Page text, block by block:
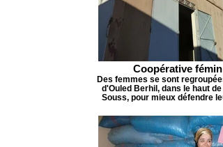
Coopérative
Des femmes se sont
d'Ouled Berhil, dans le haut de
Souss, pour mieux défendre